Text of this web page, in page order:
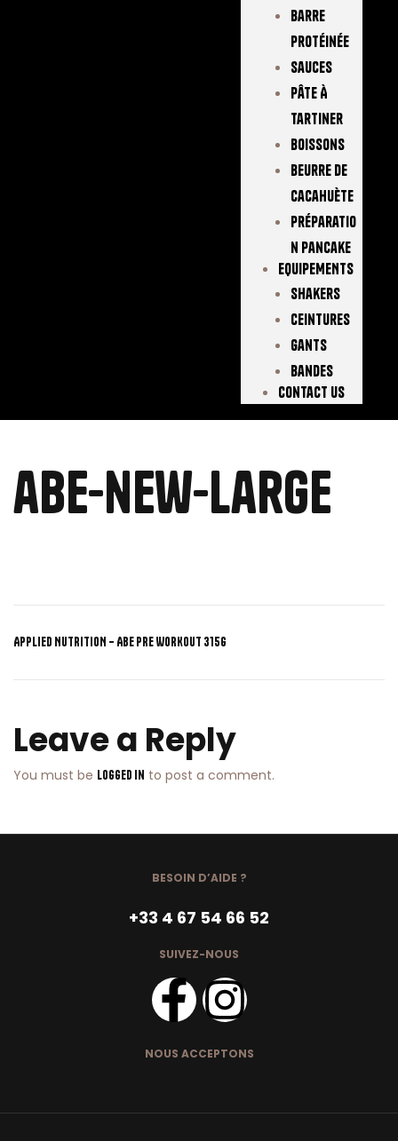
Barre
Protéinée
Sauces
Pâte À
Tartiner
Boissons
Beurre De
Cacahuète
Préparatio
N Pancake
EQUIPEMENTS
Shakers
Ceintures
Gants
Bandes
Contact Us
abe-new-large
APPLIED NUTRITION – ABE PRE WORKOUT 315G
Leave a Reply
You must be logged in to post a comment.
BESOIN D’AIDE ?
+33 4 67 54 66 52
SUIVEZ-NOUS
NOUS ACCEPTONS